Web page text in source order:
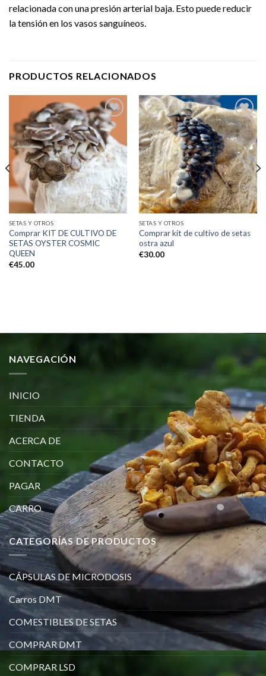
relacionada con una presión arterial baja. Esto puede reducir
la tensión en los vasos sanguíneos.
PRODUCTOS RELACIONADOS
Add to
wishlist
SETAS Y OTROS
Comprar KIT DE CULTIVO DE
SETAS OYSTER COSMIC
QUEEN
€45.00
Add to
wishlist
SETAS Y OTROS
Comprar kit de cultivo de setas
ostra azul
€30.00
NAVEGACIÓN
INICIO
TIENDA
ACERCA DE
CONTACTO
PAGAR
CARRO
CATEGORÍAS DE PRODUCTOS
CÁPSULAS DE MICRODOSIS
Carros DMT
COMESTIBLES DE SETAS
COMPRAR DMT
COMPRAR LSD